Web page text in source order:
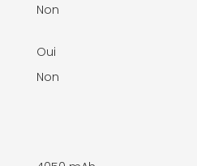
Non
Oui
Non